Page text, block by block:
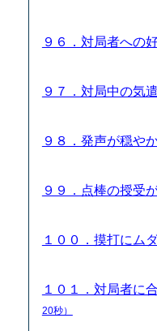
９６．対局者への
９７．対局中の気
９８．発声が穏や
９９．点棒の授受
１００．摸打にム
１０１．対局者に
20秒）